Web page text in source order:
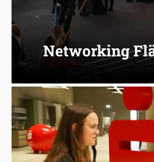
Networking
Die Networking-
Die Veranstaltungsorte variieren
kommen. Wählen Sie dafür
Speeddating-Teilnahme bei
Anmeldung aus.